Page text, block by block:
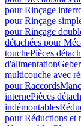
pour Rinçage
pour Rinçage
pour Rinçage
détachées pour
touchePièces
d'alimentation
multicouche avec
pour Raccords
internePièces
indémontables
pour Réductions et